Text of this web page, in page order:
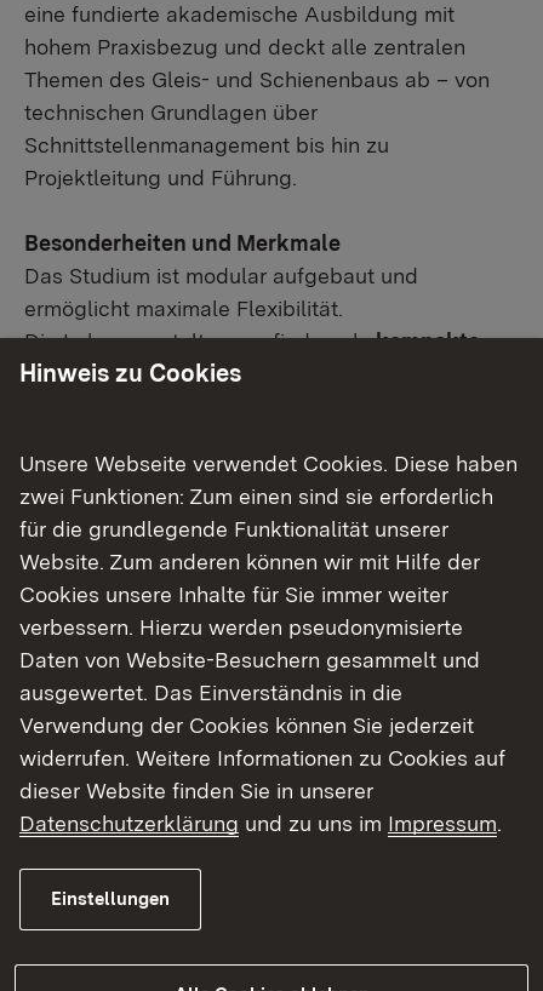
eine fundierte akademische Ausbildung mit
hohem Praxisbezug und deckt alle zentralen
Themen des Gleis- und Schienenbaus ab – von
technischen Grundlagen über
Schnittstellenmanagement bis hin zu
Projektleitung und Führung.
Besonderheiten und Merkmale
Das Studium ist modular aufgebaut und
ermöglicht maximale Flexibilität.
Die Lehrveranstaltungen finden alskompakte
Blockkurse in Biberach
Seminaren und Lehrgängen der Akademie
zusammen, die seit vielen Jahren erfolgreich am
Markt etabliert sind.
Ein besonderer Vorteil: AlleModule und
einzelnen Veranstaltungensind inAblauf und
Reihenfolge frei wählbar. Damit können die
Teilnehmenden ihr Studium individuell gestalten.
DieStudiendauerreicht von einem kompakten
Abschluss in rund18 Monaten inklusive
Masterarbeitbis zu einer zeitlich gestreckten
Variante von bis zu
Studium den individuellen Lebens- und
Berufsphasen an.
Darüber hinaus baut das Programm neben
Hinweis zu Cookies
Unsere Webseite verwendet Cookies. Diese haben
zwei Funktionen: Zum einen sind sie erforderlich
für die grundlegende Funktionalität unserer
Website. Zum anderen können wir mit Hilfe der
Cookies unsere Inhalte für Sie immer weiter
verbessern. Hierzu werden pseudonymisierte
Daten von Website-Besuchern gesammelt und
ausgewertet. Das Einverständnis in die
Verwendung der Cookies können Sie jederzeit
widerrufen. Weitere Informationen zu Cookies auf
dieser Website finden Sie in unserer
Datenschutzerklärung und zu uns im Impressum.
Einstellungen